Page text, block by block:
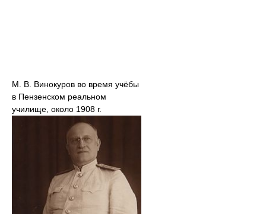
М. В. Винокуров во время учёбы
в Пензенском реальном
училище, около 1908 г.